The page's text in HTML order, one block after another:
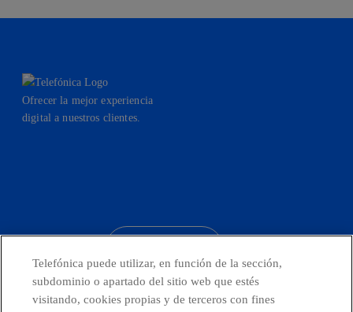
Ofrecer la mejor experiencia
digital a nuestros clientes.
Telefónica puede utilizar, en función de la sección,
subdominio o apartado del sitio web que estés
visitando, cookies propias y de terceros con fines